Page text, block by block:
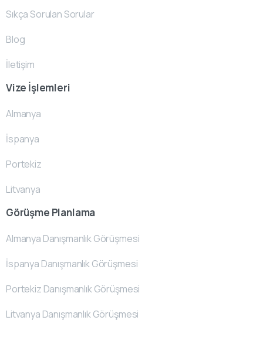
Sıkça Sorulan Sorular
Blog
İletişim
Vize İşlemleri
Almanya
İspanya
Portekiz
Litvanya
Görüşme Planlama
Almanya Danışmanlık Görüşmesi
İspanya Danışmanlık Görüşmesi
Portekiz Danışmanlık Görüşmesi
Litvanya Danışmanlık Görüşmesi